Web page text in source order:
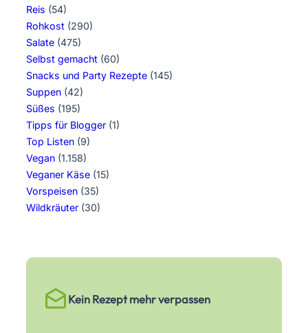
Reis (54)
Rohkost (290)
Salate (475)
Selbst gemacht (60)
Snacks und Party Rezepte (145)
Suppen (42)
Süßes (195)
Tipps für Blogger (1)
Top Listen (9)
Vegan (1.158)
Veganer Käse (15)
Vorspeisen (35)
Wildkräuter (30)
Kein Rezept mehr verpassen